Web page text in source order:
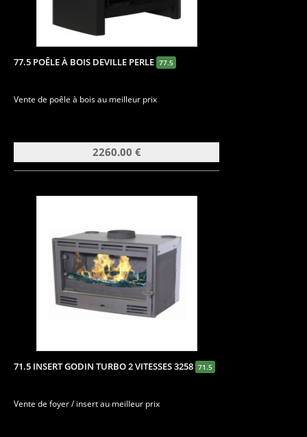
77.5 POÊLE À BOIS DEVILLE PERLE 77.5
Vente de poêle à bois au meilleur prix
2260.00 €
71.5 INSERT GODIN TURBO 2 VITESSES 3258 71.5
Vente de foyer / insert au meilleur prix